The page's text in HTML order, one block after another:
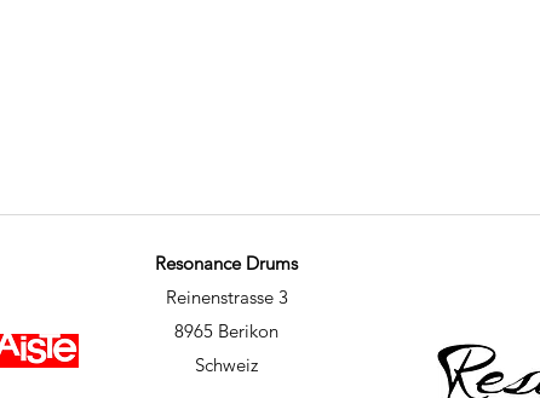
Resonance Drums
Reinenstrasse 3
8965 Berikon
Schweiz